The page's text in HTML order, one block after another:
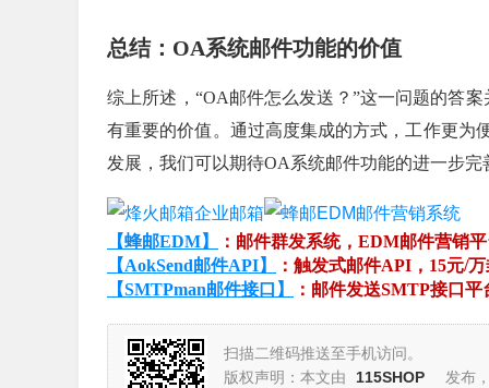
总结：OA系统邮件功能的价值
综上所述，“OA邮件怎么发送？”这一问题的答
有重要的价值。通过高度集成的方式，工作更为
发展，我们可以期待OA系统邮件功能的进一步
【蜂邮EDM】
：邮件群发系统，EDM邮件营销
【AokSend邮件API】
：触发式邮件API，15元/
【SMTPman邮件接口】
：邮件发送SMTP接口
扫描二维码推送至手机访问。
版权声明：本文由
115SHOP 发布